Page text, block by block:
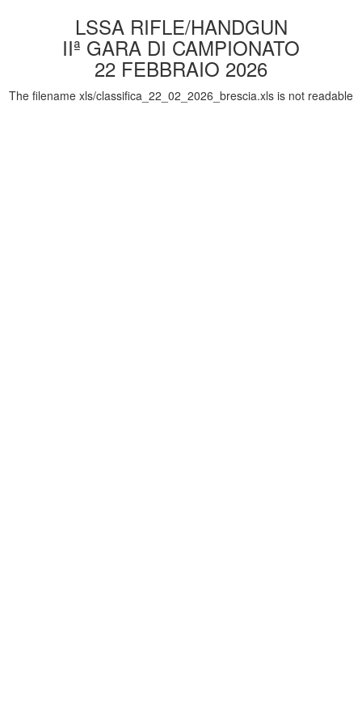
LSSA RIFLE/HANDGUN
IIª GARA DI CAMPIONATO
22 FEBBRAIO 2026
The filename xls/classifica_22_02_2026_brescia.xls is not readable